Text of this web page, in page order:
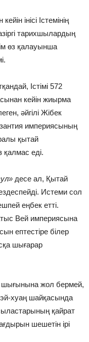
інісі Істемінің
тарихшылардың
өз қалауынша
Істімі 572
кейін жиырма
әйгілі Жібек
империясының
қытай
еді.
десе ал, Қытай
Истеми сол
еңбек етті.
Вей империясына
ептестіре білер
шығарар
жол бермей,
хуаң шайқасында
қайрат
шешетін ірі